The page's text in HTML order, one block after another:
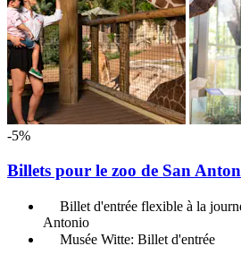
-5%
Billets pour le zoo de San
Billet d'entrée flexible à la
Antonio
Musée Witte: Billet d'entrée